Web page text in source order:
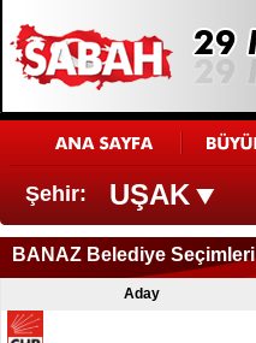
Şehir: UŞAK
BANAZ Belediye Seçimleri
Aday